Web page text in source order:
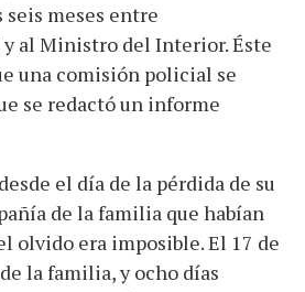
seis meses entre
y al Ministro del Interior. Éste
una comisión policial se
se redactó un informe
el día de la pérdida de su
de la familia que habían
olvido era imposible. El 17 de
la familia, y ocho días